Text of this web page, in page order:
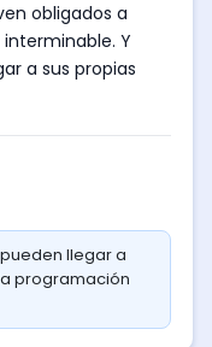
obligados a
Y
a sus propias
llegar a
programación